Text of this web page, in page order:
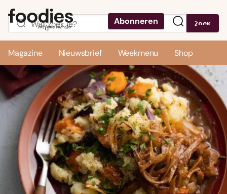
Abonneren Zoek
Magazine Nieuwsbrief Weekmenu Shop